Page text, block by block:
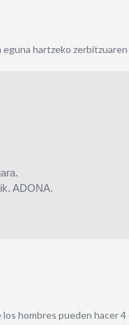
eguna hartzeko
ADONA.
hombres pueden hacer